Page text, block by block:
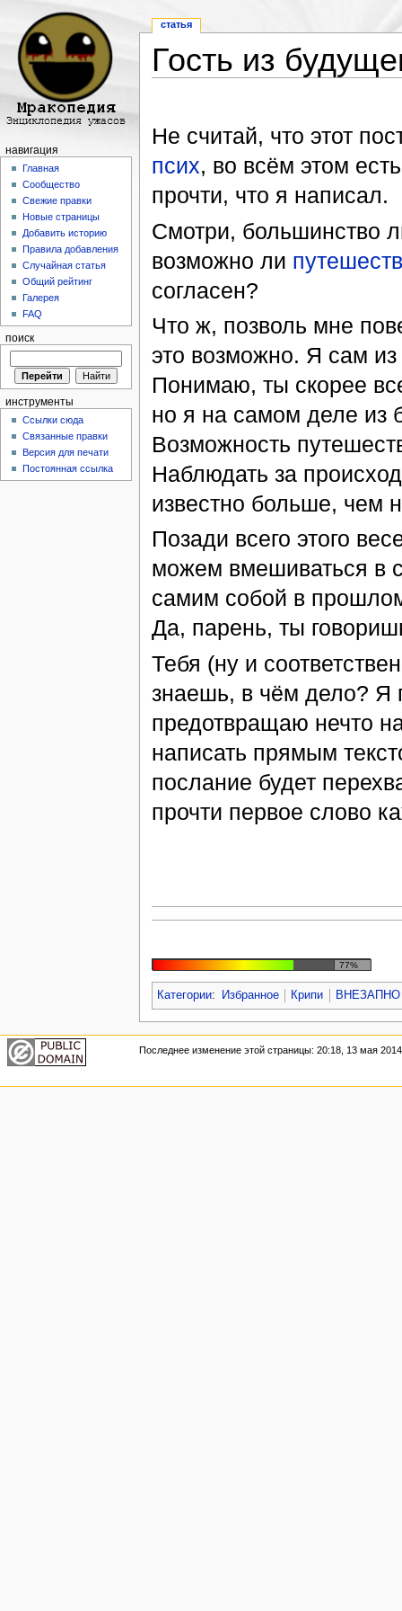
Гость из
Не считай, что этот
псих, во всём этом
прочти, что я написал.
Смотри, большинство
возможно ли
согласен?
Что ж, позволь мне
это возможно. Я сам
Понимаю, ты скорее
но я на самом деле из
Возможность
Наблюдать за
известно больше, чем
Позади всего этого
можем вмешиваться в
самим собой в
Да, парень, ты
Тебя (ну и
знаешь, в чём дело? Я
предотвращаю нечто
написать прямым
послание будет
прочти первое слово
77%
Категории: Избранное Крипи ВНЕЗАПНО
статья
навигация
Главная
Сообщество
Свежие правки
Новые страницы
Добавить историю
Правила добавления
Случайная статья
Общий рейтинг
Галерея
FAQ
поиск
инструменты
Ссылки сюда
Связанные правки
Версия для печати
Постоянная ссылка
Последнее изменение этой страницы: 20:18, 13 мая